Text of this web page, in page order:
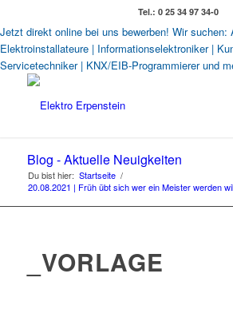
Tel.: 0 25 34 97 34-0
Jetzt direkt online bei uns bewerben! Wir suchen:
Elektroinstallateure | Informationselektroniker |
Servicetechniker | KNX/EIB-Programmierer und
Blog - Aktuelle Neuigkeiten
Du bist hier: Startseite /
20.08.2021 | Früh übt sich wer ein Meister werden
_VORLAGE